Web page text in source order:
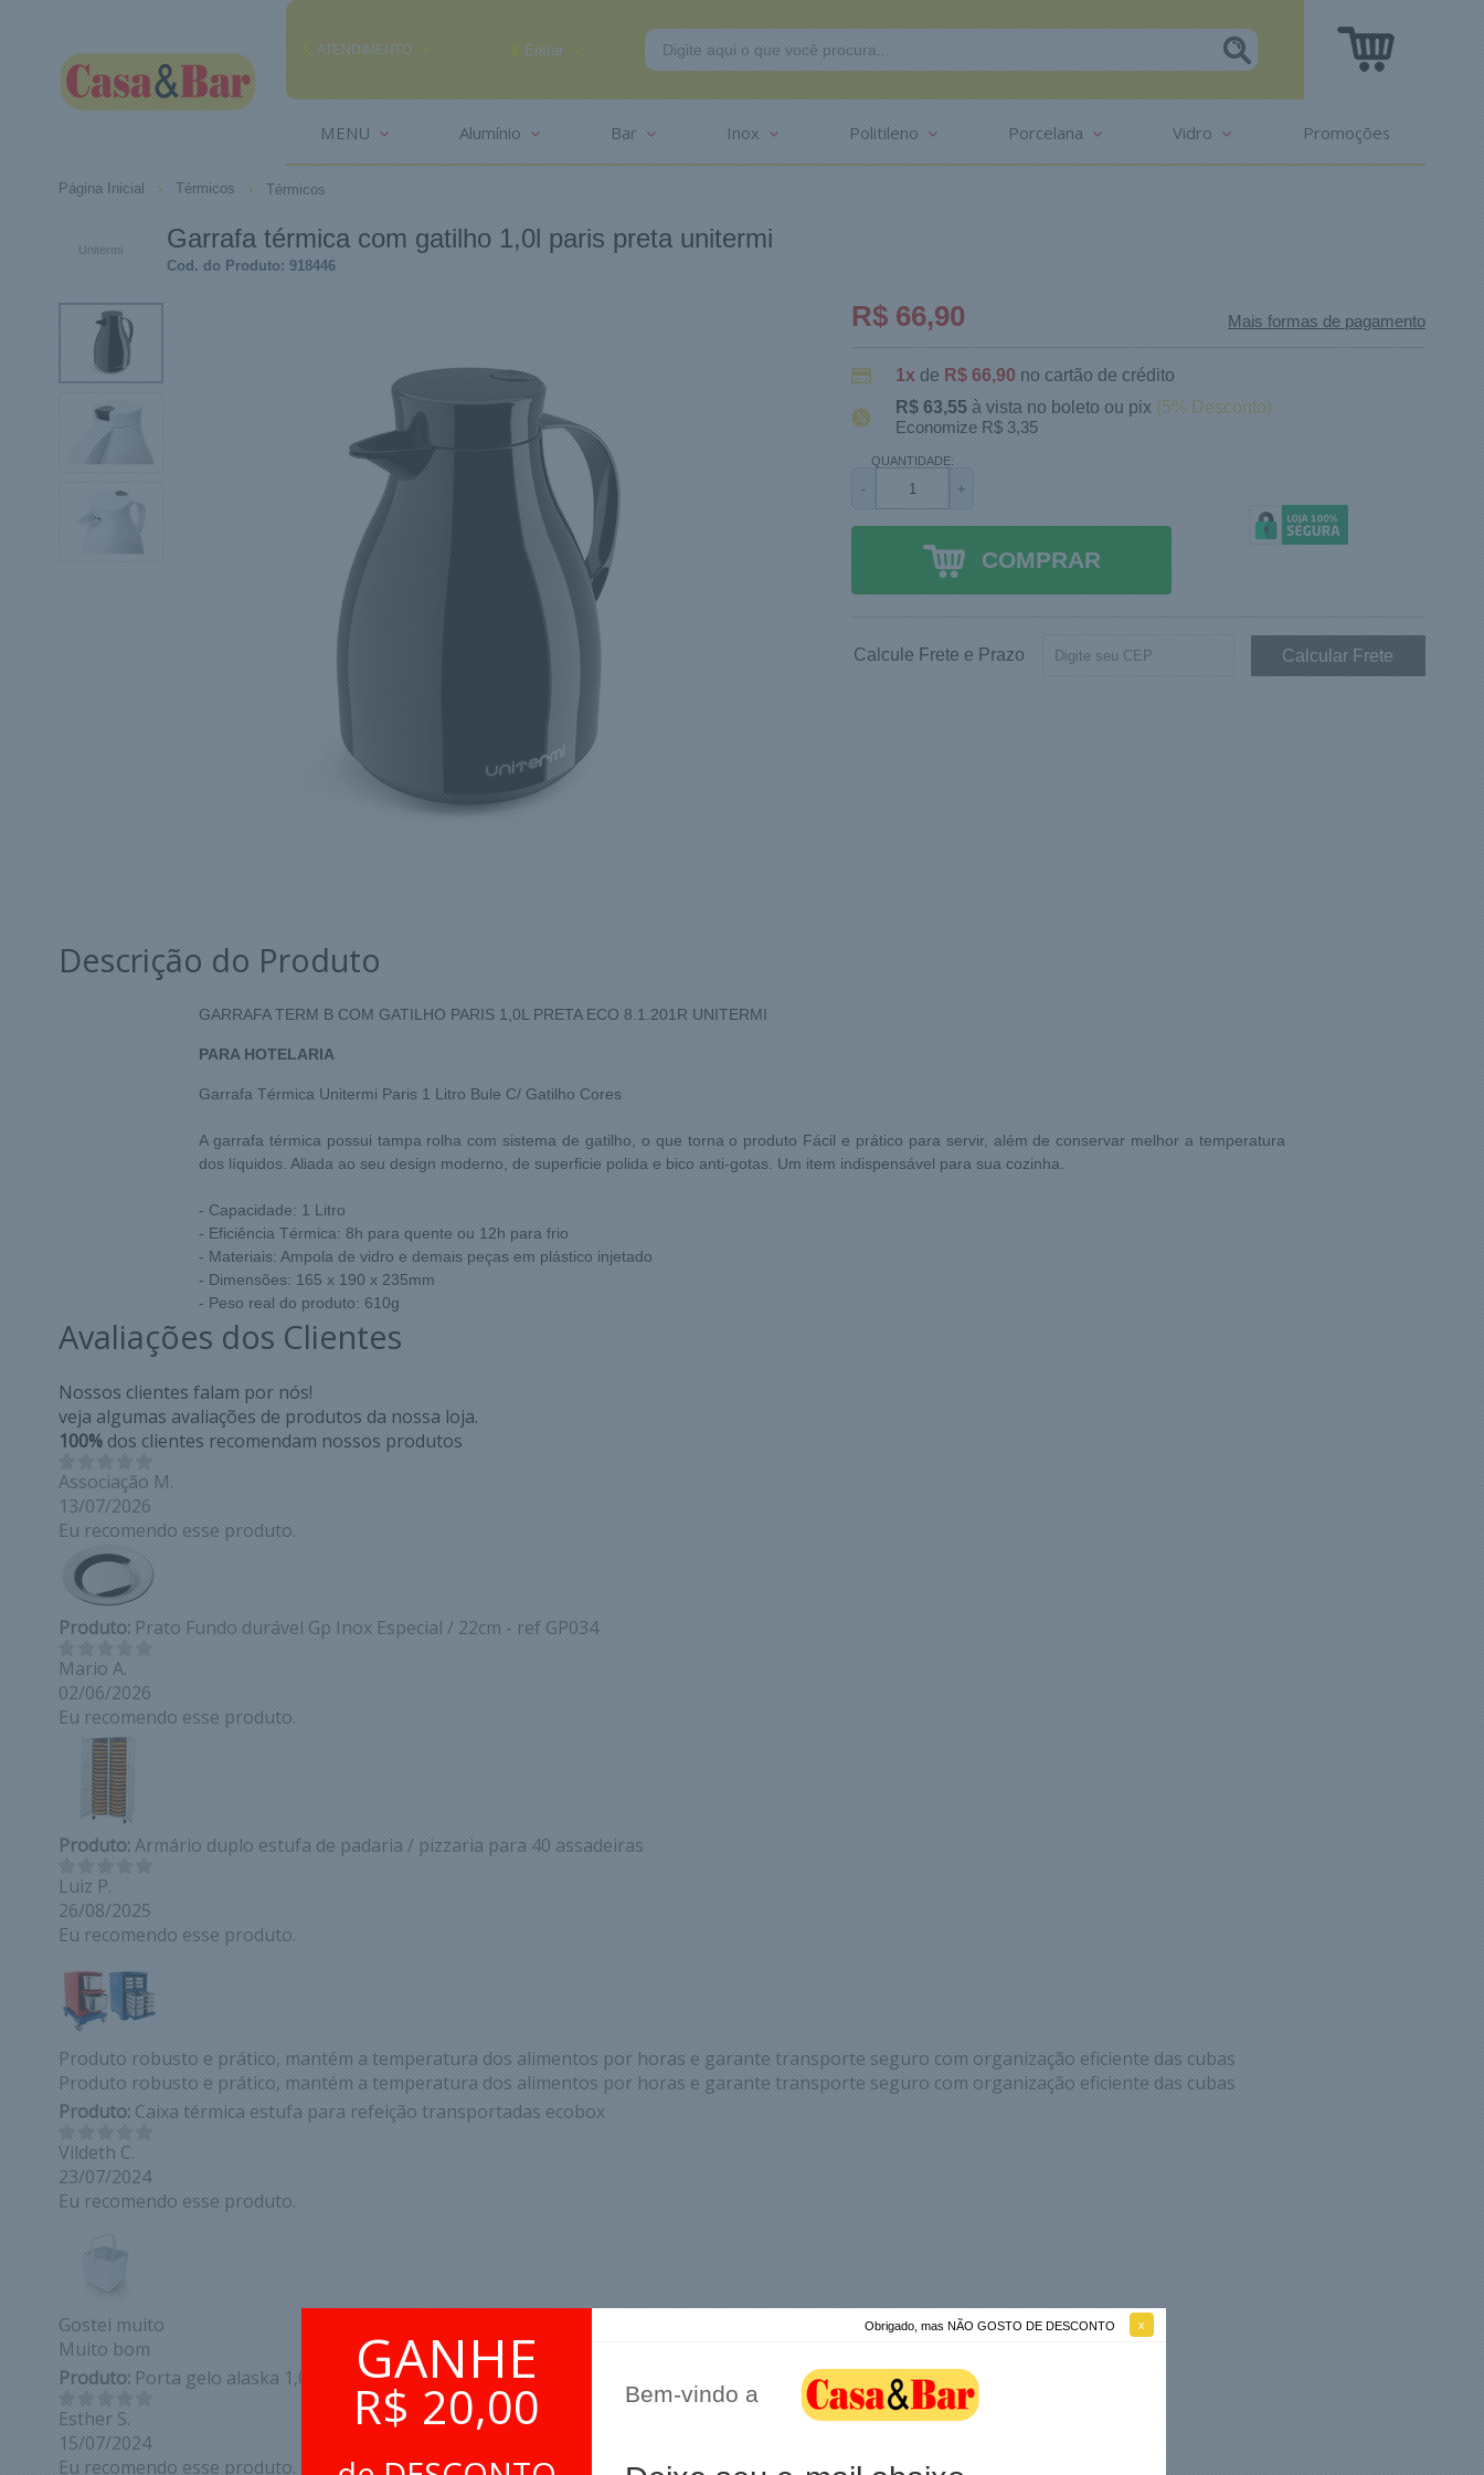
Obrigado, mas NÃO GOSTO DE DESCONTO
GANHE
R$ 20,00 Bem-vindo a
ATENDIMENTO
(85) 99291-2625
Entrar
MENU Alumínio Bar Inox Politileno Porcelana Vidro Promoções
Página Inicial Térmicos Térmicos
Unitermi Garrafa térmica com gatilho 1,0l paris preta unitermi
Cod. do Produto: 918446
R$ 66,90 Mais formas de pagamento
1x de R$ 66,90 no cartão de crédito
R$ 63,55à vista no boleto ou pix (5% Desconto)
Economize R$ 3,35
QUANTIDADE:
- +
COMPRAR
Calcule Frete e Prazo
Descrição do Produto
GARRAFA TERM B COM GATILHO PARIS 1,0L PRETA ECO 8.1.201R UNITERMI
PARA HOTELARIA
Garrafa Térmica Unitermi Paris 1 Litro Bule C/ Gatilho Cores
A garrafa térmica possui tampa rolha com sistema de gatilho, o que torna o produto Fácil e prático para servir, além de conservar melhor a temperatura
dos líquidos. Aliada ao seu design moderno, de superficie polida e bico anti-gotas. Um item indispensável para sua cozinha.
- Capacidade: 1 Litro
- Eficiência Térmica: 8h para quente ou 12h para frio
- Materiais: Ampola de vidro e demais peças em plástico injetado
- Dimensões: 165 x 190 x 235mm
- Peso real do produto: 610g
Avaliações dos Clientes
Nossos clientes falam por nós!
veja algumas avaliações de produtos da nossa loja.
100%dos clientes recomendam nossos produtos
Associação M.
13/07/2026
Eu recomendo esse produto.
Produto: Prato Fundo durável Gp Inox Especial / 22cm - ref GP034
Mario A.
02/06/2026
Eu recomendo esse produto.
Produto:Armário duplo estufa de padaria / pizzaria para 40 assadeiras
Luiz P.
26/08/2025
Eu recomendo esse produto.
Produto robusto e prático, mantém a temperatura dos alimentos por horas e garante transporte seguro com organização eficiente das cubas
Produto robusto e prático, mantém a temperatura dos alimentos por horas e garante transporte seguro com organização eficiente das cubas
Produto: Caixa térmica estufa para refeição transportadas ecobox
Vildeth C.
23/07/2024
Eu recomendo esse produto.
Gostei muito
Muito bom
Produto: Porta gelo alaska 1,0l branco eco unitermi
Esther S.
15/07/2024
Eu recomendo esse produto.